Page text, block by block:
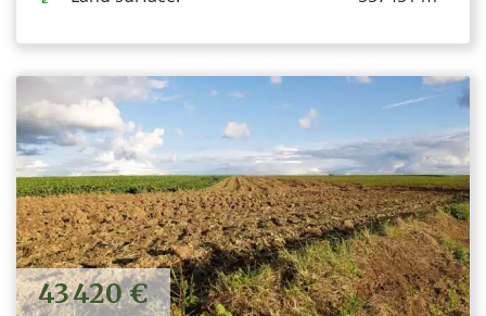
43 420 €